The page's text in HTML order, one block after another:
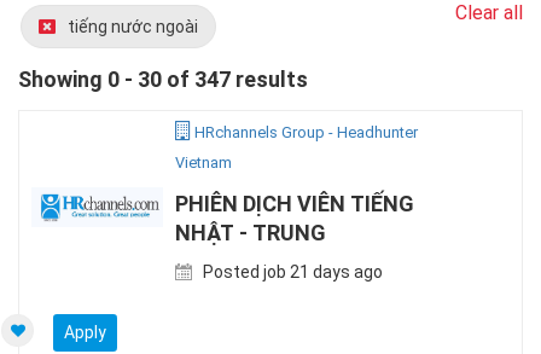
tiếng nước ngoài
Clear all
Showing 0 - 30 of 347 results
HRchannels Group - Headhunter
Vietnam
PHIÊN DỊCH VIÊN TIẾNG
NHẬT - TRUNG
Posted job 21 days ago
Apply